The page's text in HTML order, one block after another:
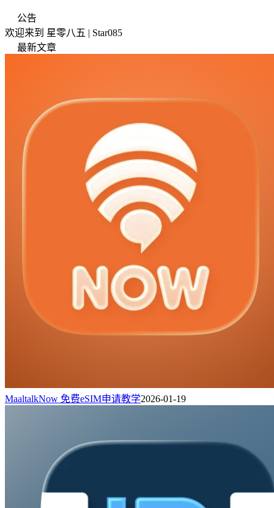
公告
欢迎来到 星零八五 | Star085
最新文章
MaaltalkNow 免费eSIM申请教学2026-01-19